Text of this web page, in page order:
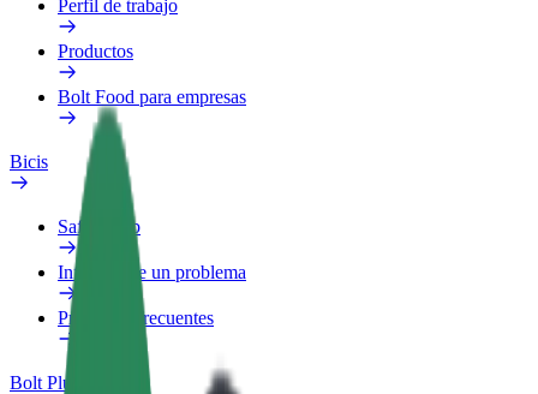
Perfil de trabajo
Productos
Bolt Food para empresas
Bicis
Safety Lab
Informar de un problema
Preguntas frecuentes
Bolt Plus